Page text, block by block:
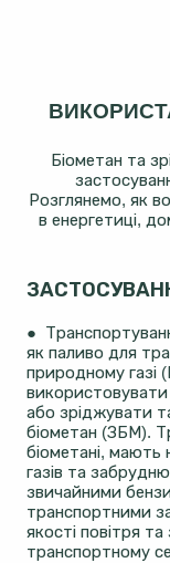
Біометан та
Розглянемо, як
в енергетиці,
●
як паливо для
природному газі
або зріджувати
біометан (ЗБМ).
біометані, мають
газів та
звичайними
транспортними
якості повітря
транспортному